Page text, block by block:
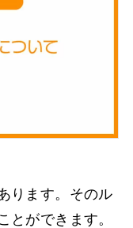
ります。そのル
とができます。